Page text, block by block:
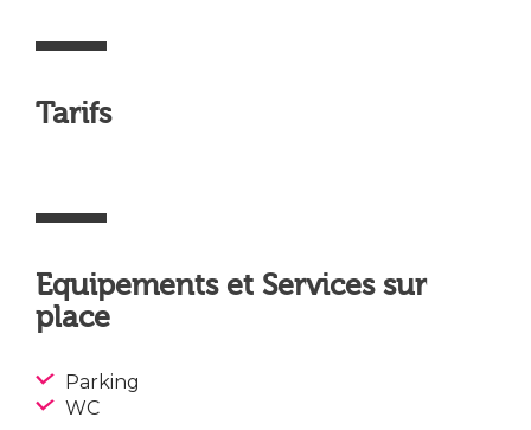
Tarifs
Equipements et Services sur
place
Parking
WC